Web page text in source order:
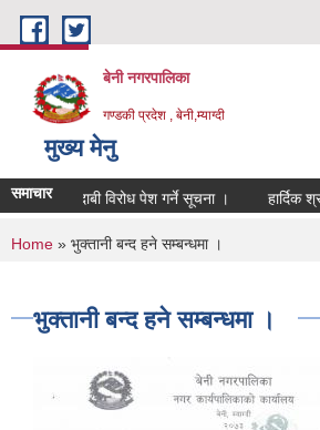
Skip to main content
बेनी नगरपालिका
गण्डकी प्रदेश , बेनी,म्याग्दी
मुख्य मेनु
समाचार
सम्बन्धी दाबी विरोध पेश गर्ने सूचना । हार्दिक
You are here
Home » भुक्तानी बन्द हने सम्बन्धमा ।
भुक्तानी बन्द हने सम्बन्धमा ।